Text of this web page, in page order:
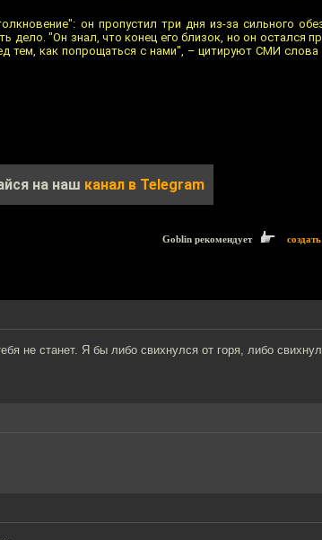
он пропустил три дня из-за сильного
дело. "Он знал, что конец его близок, но он остался
тем, как попрощаться с нами", – цитируют СМИ слова
на наш канал в Telegram
Goblin рекомендует
не станет. Я бы либо свихнулся от горя, либо